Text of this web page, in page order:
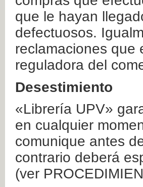
que le hayan
defectuosos.
reclamaciones que
reguladora del
Desestimiento
«Librería UPV»
en cualquier
comunique antes
contrario deberá
(ver